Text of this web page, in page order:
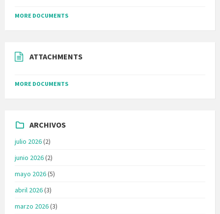
MORE DOCUMENTS
ATTACHMENTS
MORE DOCUMENTS
ARCHIVOS
julio 2026(2)
junio 2026(2)
mayo 2026(5)
abril 2026(3)
marzo 2026(3)